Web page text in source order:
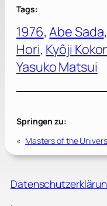
Tags:
1976, Abe Sada
Hori, Kyôji
Yasuko Matsui
Springen zu:
« Masters of the